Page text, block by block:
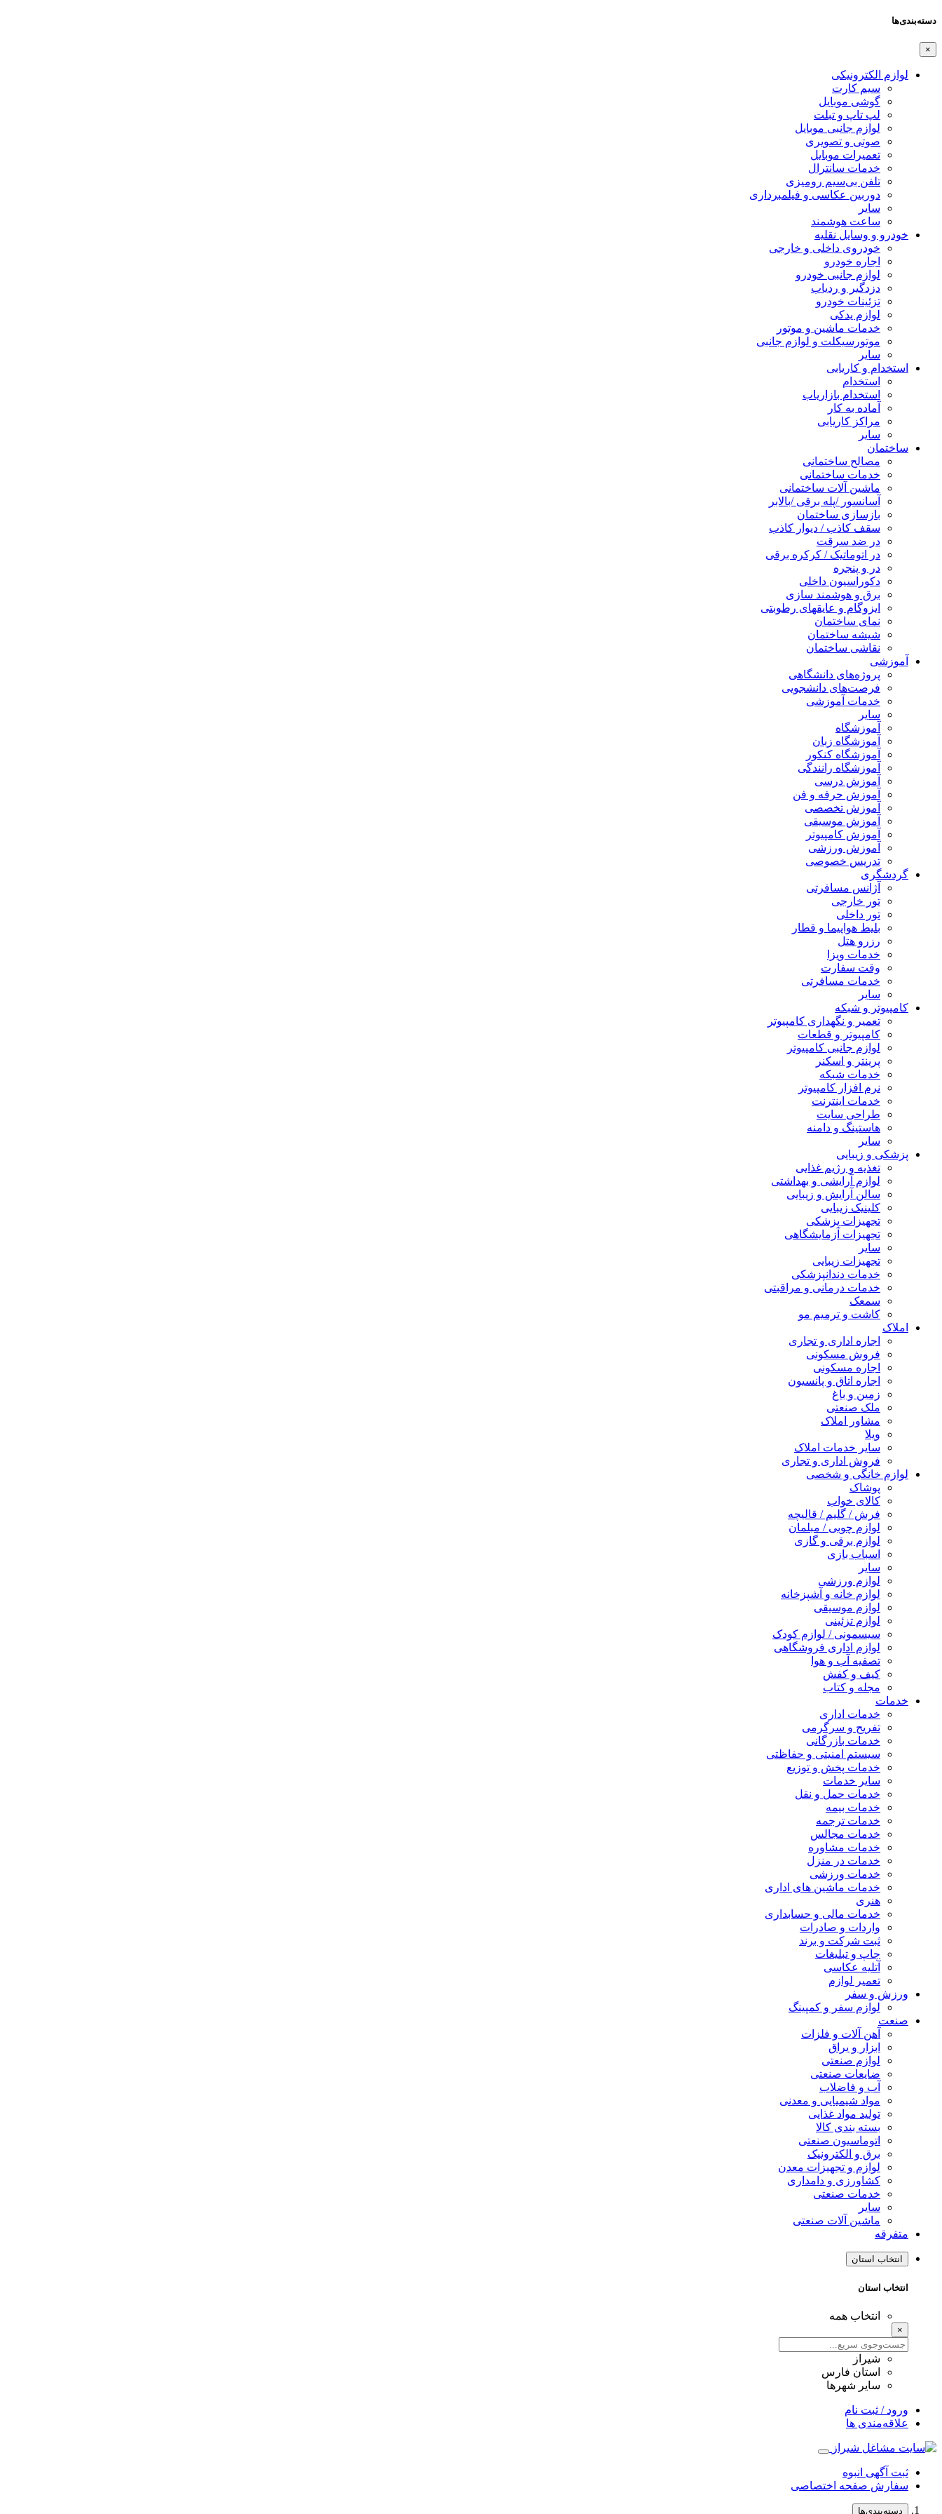
دسته‌بندی‌ها
×
لوازم الکترونیکی
سیم کارت
گوشی موبایل
لپ تاپ و تبلت
لوازم جانبی موبایل
صوتی و تصویری
تعمیرات موبایل
خدمات سانترال
تلفن بی‌سیم رومیزی
دوربین عکاسی و فیلمبرداری
سایر
ساعت هوشمند
خودرو و وسایل نقلیه
خودروی داخلی و خارجی
اجاره خودرو
لوازم جانبی خودرو
دزدگیر و ردیاب
تزئینات خودرو
لوازم یدکی
خدمات ماشین و موتور
موتورسیکلت و لوازم جانبی
سایر
استخدام و کاریابی
استخدام
استخدام بازاریاب
آماده به کار
مراکز کاریابی
سایر
ساختمان
مصالح ساختمانی
خدمات ساختمانی
ماشین آلات ساختمانی
آسانسور /پله برقی /بالابر
بازسازی ساختمان
سقف کاذب / دیوار کاذب
در ضد سرقت
در اتوماتیک / کرکره برقی
در و پنجره
دکوراسیون داخلی
برق و هوشمند سازی
ایزوگام و عایقهای رطوبتی
نمای ساختمان
شیشه ساختمان
نقاشی ساختمان
آموزشی
پروژه‌های دانشگاهی
فرصت‌های دانشجویی
خدمات آموزشی
سایر
آموزشگاه
آموزشگاه زبان
آموزشگاه کنکور
آموزشگاه رانندگی
آموزش درسی
آموزش حرفه و فن
آموزش تخصصی
آموزش موسیقی
آموزش کامپیوتر
آموزش ورزشی
تدریس خصوصی
گردشگری
آژانس مسافرتی
تور خارجی
تور داخلی
بلیط هواپیما و قطار
رزرو هتل
خدمات ویزا
وقت سفارت
خدمات مسافرتی
سایر
کامپیوتر و شبکه
تعمیر و نگهداری کامپیوتر
کامپیوتر و قطعات
لوازم جانبی کامپیوتر
پرینتر و اسکنر
خدمات شبکه
نرم افزار کامپیوتر
خدمات اینترنت
طراحی سایت
هاستینگ و دامنه
سایر
پزشکی و زیبایی
تغذیه و رژیم غذایی
لوازم آرایشی و بهداشتی
سالن آرایش و زیبایی
کلینیک زیبایی
تجهیزات پزشکی
تجهیزات آزمایشگاهی
سایر
تجهیزات زیبایی
خدمات دندانپزشکی
خدمات درمانی و مراقبتی
سمعک
کاشت و ترمیم مو
املاک
اجاره اداری و تجاری
فروش مسکونی
اجاره مسکونی
اجاره اتاق و پانسیون
زمین و باغ
ملک صنعتی
مشاور املاک
ویلا
سایر خدمات املاک
فروش اداری و تجاری
لوازم خانگی و شخصی
پوشاک
کالای خواب
فرش / گلیم / قالیچه
لوازم چوبی / مبلمان
لوازم برقی و گازی
اسباب بازی
سایر
لوازم ورزشی
لوازم خانه و آشپزخانه
لوازم موسیقی
لوازم تزئینی
سیسمونی / لوازم کودک
لوازم اداری فروشگاهی
تصفیه آب و هوا
کیف و کفش
مجله و کتاب
خدمات
خدمات اداری
تفریح و سرگرمی
خدمات بازرگانی
سیستم امنیتی و حفاظتی
خدمات پخش و توزیع
سایر خدمات
خدمات حمل و نقل
خدمات بیمه
خدمات ترجمه
خدمات مجالس
خدمات مشاوره
خدمات در منزل
خدمات ورزشی
خدمات ماشین های اداری
هنری
خدمات مالی و حسابداری
واردات و صادرات
ثبت شرکت و برند
چاپ و تبلیغات
آتلیه عکاسی
تعمیر لوازم
ورزش و سفر
لوازم سفر و کمپینگ
صنعت
آهن آلات و فلزات
ابزار و یراق
لوازم صنعتی
ضایعات صنعتی
آب و فاضلاب
مواد شیمیایی و معدنی
تولید مواد غذایی
بسته بندی کالا
اتوماسیون صنعتی
برق و الکترونیک
لوازم و تجهیزات معدن
کشاورزی و دامداری
خدمات صنعتی
سایر
ماشین آلات صنعتی
متفرقه
انتخاب استان
انتخاب استان
انتخاب همه
×
شیراز
استان فارس
سایر شهرها
ورود / ثبت نام
علاقه‌مندی ها
ثبت آگهی انبوه
سفارش صفحه اختصاصی
دسته‌بندی‌ها